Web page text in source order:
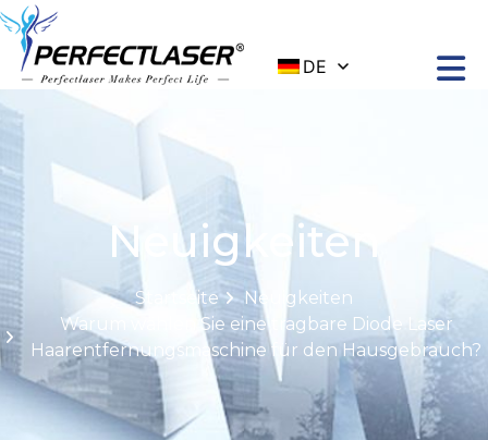
DE
Neuigkeiten
Startseite
Neuigkeiten
Warum wählen Sie eine tragbare Diode Laser
Haarentfernungsmaschine für den Hausgebrauch?